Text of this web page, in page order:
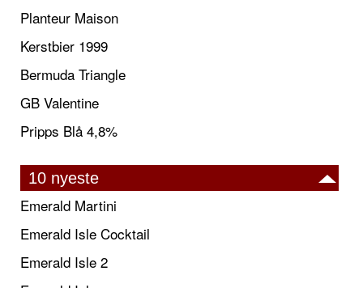
Planteur Maison
Kerstbier 1999
Bermuda Triangle
GB Valentine
Pripps Blå 4,8%
10 nyeste
Emerald Martini
Emerald Isle Cocktail
Emerald Isle 2